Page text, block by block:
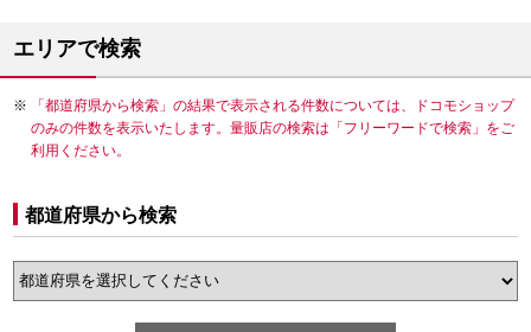
エリアで検索
「都道府県から検索」の結果で表示される件数については、ドコモショップ
のみの件数を表示いたします。量販店の検索は「フリーワードで検索」をご
利用ください。
都道府県から検索